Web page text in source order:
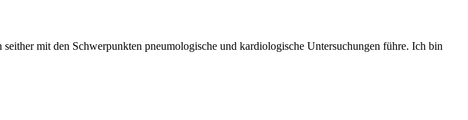
mit den Schwerpunkten pneumologische und kardiologische Untersuchungen führe. Ich bin